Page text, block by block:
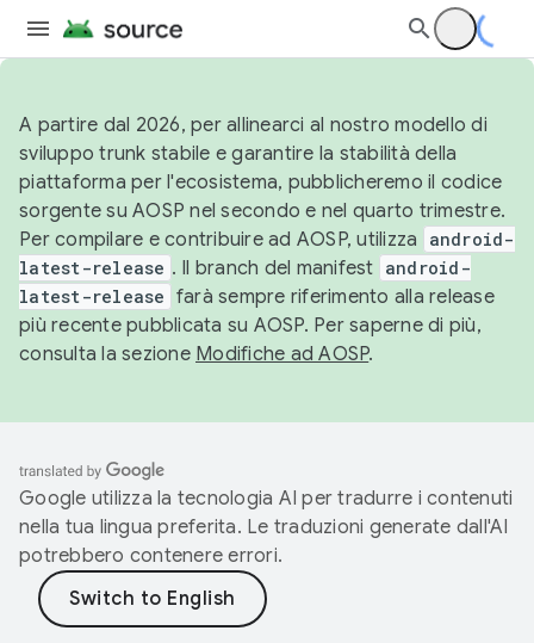
A partire dal 2026, per allinearci al nostro modello di
sviluppo trunk stabile e garantire la stabilità della
piattaforma per l'ecosistema, pubblicheremo il codice
sorgente su AOSP nel secondo e nel quarto trimestre.
Per compilare e contribuire ad AOSP, utilizza
android-
latest-release . Il branch del manifest android-
latest-release farà sempre riferimento alla release
più recente pubblicata su AOSP. Per saperne di più,
consulta la sezione Modifiche ad AOSP.
Google utilizza la tecnologia AI per tradurre i contenuti
nella tua lingua preferita. Le traduzioni generate dall'AI
potrebbero contenere errori.